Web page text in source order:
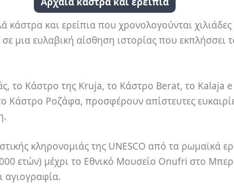
κάστρα και ερείπια που χρονολογούνται
μια ευλαβική αίσθηση ιστορίας που εκπλήσσει
το Κάστρο της Kruja, το Κάστρο Berat, το Kalaja
Κάστρο Ροζάφα, προσφέρουν απίστευτες
κληρονομιάς της UNESCO από τα ρωμαϊκά
ετών) μέχρι το Εθνικό Μουσείο Onufri στο
αγιογραφία.